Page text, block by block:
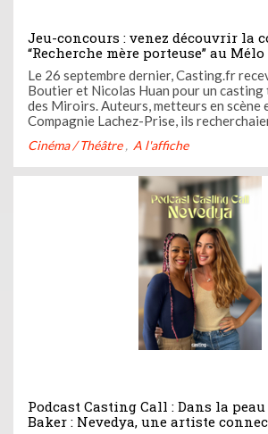
Jeu-concours : venez découvrir la
“Recherche mère porteuse” au Mélo
Casting.fr
Le 26 septembre dernier, Casting.fr
Boutier et Nicolas Huan pour un casting
des Miroirs. Auteurs, metteurs en scène
Compagnie Lachez-Prise, ils
présent découvrir au Mélo d’Amélie :
Porteuse.
Cinéma / Théâtre A l'affiche
Podcast Casting Call : Dans la
Baker : Nevedya, une artiste